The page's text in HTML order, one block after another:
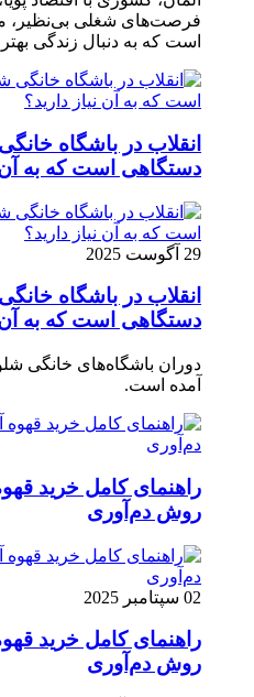
فرصت‌های شغلی بی‌نظیر،
است که به دنبال زندگی
انقلاب در باشگاه
دستگاهی است که به آن
29 آگوست 2025
انقلاب در باشگاه
دستگاهی است که به آن
دوران باشگاه‌های خانگی
آمده است.
راهنمای کامل خرید
روش دم‌آوری
02 سپتامبر 2025
راهنمای کامل خرید
روش دم‌آوری